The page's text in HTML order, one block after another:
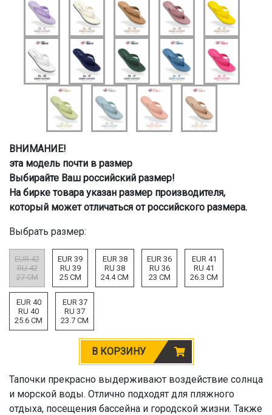
ВНИМАНИЕ!
эта модель почти в размер
Выбирайте Ваш российский размер!
На бирке товара указан размер производителя,
который может отличаться от российского размера.
Выбрать размер:
EUR 42
RU 42
27 CM
EUR 39
RU 39
25 CM
EUR 38
RU 38
24.4 CM
EUR 36
RU 36
23 CM
EUR 41
RU 41
26.3 CM
EUR 40
RU 40
25.6 CM
EUR 37
RU 37
23.7 CM
В КОРЗИНУ
Тапочки прекрасно выдерживают воздействие солнца
и морской воды. Отлично подходят для пляжного
отдыха, посещения бассейна и городской жизни. Также